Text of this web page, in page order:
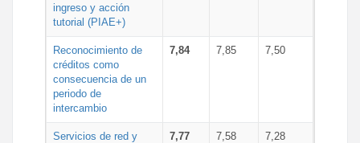
ingreso y acción
tutorial (PIAE+)
Reconocimiento de
créditos como
consecuencia de un
periodo de
intercambio
7,84 7,85 7,50
Servicios de red y
7,77 7,58 7,28